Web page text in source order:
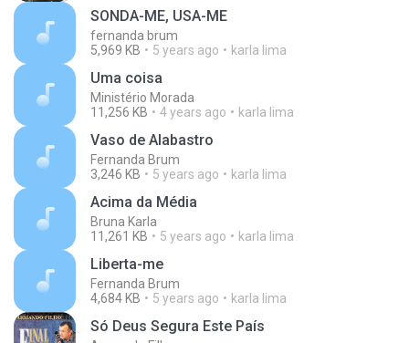
SONDA-ME, USA-ME
fernanda brum
5,969 KB
5 years ago karla lima
Uma coisa
Ministério Morada
11,256 KB
4 years ago karla lima
Vaso de Alabastro
Fernanda Brum
3,246 KB
5 years ago karla lima
Acima da Média
Bruna Karla
11,261 KB
5 years ago karla lima
Liberta-me
Fernanda Brum
4,684 KB
5 years ago karla lima
Só Deus Segura Este País